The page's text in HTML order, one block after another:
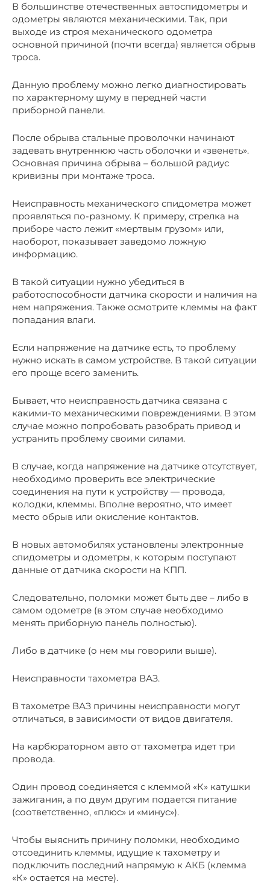
В большинстве отечественных автоспидометры и
одометры являются механическими. Так, при
выходе из строя механического одометра
основной причиной (почти всегда) является обрыв
троса.
Данную проблему можно легко диагностировать
по характерному шуму в передней части
приборной панели.
После обрыва стальные проволочки начинают
задевать внутреннюю часть оболочки и «звенеть».
Основная причина обрыва – большой радиус
кривизны при монтаже троса.
Неисправность механического спидометра может
проявляться по-разному. К примеру, стрелка на
приборе часто лежит «мертвым грузом» или,
наоборот, показывает заведомо ложную
информацию.
В такой ситуации нужно убедиться в
работоспособности датчика скорости и наличия на
нем напряжения. Также осмотрите клеммы на факт
попадания влаги.
Если напряжение на датчике есть, то проблему
нужно искать в самом устройстве. В такой ситуации
его проще всего заменить.
Бывает, что неисправность датчика связана с
какими-то механическими повреждениями. В этом
случае можно попробовать разобрать привод и
устранить проблему своими силами.
В случае, когда напряжение на датчике отсутствует,
необходимо проверить все электрические
соединения на пути к устройству — провода,
колодки, клеммы. Вполне вероятно, что имеет
место обрыв или окисление контактов.
В новых автомобилях установлены электронные
спидометры и одометры, к которым поступают
данные от датчика скорости на КПП.
Следовательно, поломки может быть две – либо в
самом одометре (в этом случае необходимо
менять приборную панель полностью).
Либо в датчике (о нем мы говорили выше).
Неисправности тахометра ВАЗ.
В тахометре ВАЗ причины неисправности могут
отличаться, в зависимости от видов двигателя.
На карбюраторном авто от тахометра идет три
провода.
Один провод соединяется с клеммой «К» катушки
зажигания, а по двум другим подается питание
(соответственно, «плюс» и «минус»).
Чтобы выяснить причину поломки, необходимо
отсоединить клеммы, идущие к тахометру и
подключить последний напрямую к АКБ (клемма
«К» остается на месте).